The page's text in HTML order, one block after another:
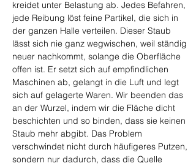
kreidet unter Belastung ab. Jedes Befahren,
jede Reibung löst feine Partikel, die sich in
der ganzen Halle verteilen. Dieser Staub
lässt sich nie ganz wegwischen, weil ständig
neuer nachkommt, solange die Oberfläche
offen ist. Er setzt sich auf empfindlichen
Maschinen ab, gelangt in die Luft und legt
sich auf gelagerte Waren. Wir beenden das
an der Wurzel, indem wir die Fläche dicht
beschichten und so binden, dass sie keinen
Staub mehr abgibt. Das Problem
verschwindet nicht durch häufigeres Putzen,
sondern nur dadurch, dass die Quelle